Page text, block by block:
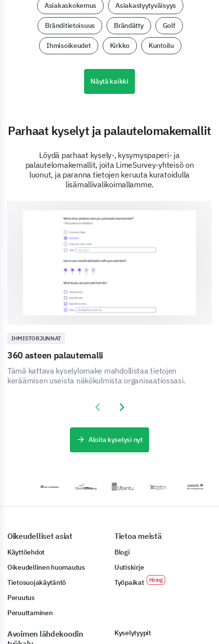
Asiakaskokemus Asiakastyytyväisyys
Bränditietoisuus Brändätty Golf
Ihmisoikeudet Kirkko Kuntoilu
Näytä kaikki
Parhaat kyselyt ja palautelomakemallit
Löydä parhaat kysely-, kysymyspaperi- ja
palautelomakemallit, joita LimeSurvey-yhteisö on
luonut, ja paranna tietojen keruuta kuratoidulla
lisämallivalikoimallamme.
IHMISTORJUNNAT
360 asteen palautemalli
Tämä kattava kyselylomake mahdollistaa tietojen
keräämisen useista näkökulmista organisaatiossasi.
Previous slide
Next slide
Aloita kyselysi nyt
Oikeudelliset asiat
Käyttöehdot
Oikeudellinen huomautus
Tietosuojakäytäntö
Peruutus
Peruuttaminen
Tietoa meistä
Blogi
Uutiskirje
Työpaikat
Avoimen lähdekoodin
Kyselytyypit